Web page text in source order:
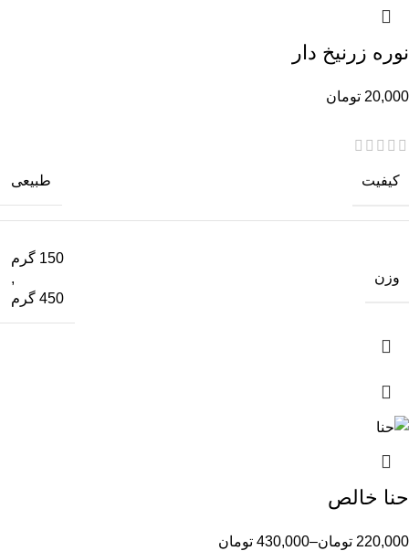
نوره زرنیخ دار
20,000 تومان
کیفیت طبیعی
وزن
150 گرم
,
450 گرم
حنا خالص
220,000 تومان–
430,000 تومان